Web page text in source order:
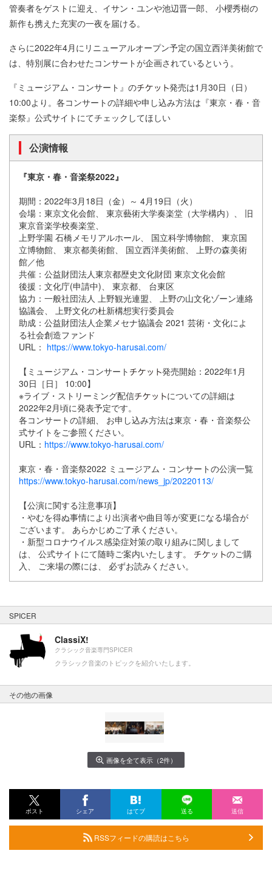
管奏者をゲストに迎え、イサン・ユンや池辺晋一郎、 小櫻秀樹の
新作も携えた充実の一夜を届ける。
さらに2022年4月にリニューアルオープン予定の国立西洋美術館で
は、特別展に合わせたコンサートが企画されているという。
『ミュージアム・コンサート』の
発売は1月30日（日）
10:00より。各コンサートの詳細や申し込み方法は『東京・春・音
楽祭』公式サイトにてチェックしてほしい
公演情報
『東京・春・音楽祭2022』
期間：2022年3月18日（金）～ 4月19日（火）
会場：東京文化会館、 東京藝術大学奏楽堂（大学構内）、 旧
東京音楽学校奏楽堂、
上野学園 石橋メモリアルホール、 国立科学博物館、 東京国
立博物館、 東京都美術館、 国立西洋美術館、 上野の森美術
館／他
共催：公益財団法人東京都歴史文化財団 東京文化会館
後援：文化庁(申請中)、 東京都、 台東区
協力：一般社団法人 上野観光連盟、 上野の山文化ゾーン連絡
協議会、 上野文化の杜新構想実行委員会
助成：公益財団法人企業メセナ協議会 2021 芸術・文化によ
る社会創造ファンド
URL： https://www.tokyo-harusai.com/
【ミュージアム・コンサート
発売開始：2022年1月
30日［日］ 10:00】
※ライブ・ストリーミング配信
についての詳細は
2022年2月頃に発表予定です。
各コンサートの詳細、 お申し込み方法は東京・春・音楽祭公
式サイトをご参照ください。
URL： https://www.tokyo-harusai.com/
東京・春・音楽祭2022 ミュージアム・コンサートの公演一覧
https://www.tokyo-harusai.com/news_jp/20220113/
【公演に関する注意事項】
・やむを得ぬ事情により出演者や曲目等が変更になる場合が
ございます。 あらかじめご了承ください。
・新型コロナウイルス感染症対策の取り組みに関しまして
は、 公式サイトにて随時ご案内いたします。
のご購
入、 ご来場の際には、 必ずお読みください。
SPICER
ClassiX!
クラシック音楽専門SPICER
クラシック音楽のトピックを紹介いたします。
その他の画像
画像を全て表示（2件）
ポスト シェア はてブ 送る 送信
RSSフィードの購読はこちら